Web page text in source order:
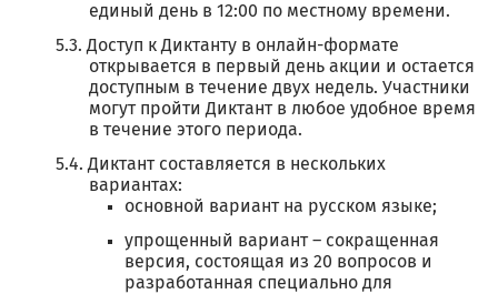
единый день в 12:00 по местному времени.
Доступ к Диктанту в онлайн-формате
открывается в первый день акции и остается
доступным в течение двух недель. Участники
могут пройти Диктант в любое удобное время
в течение этого периода.
Диктант составляется в нескольких
вариантах:
основной вариант на русском языке;
упрощенный вариант – сокращенная
версия, состоящая из 20 вопросов и
разработанная специально для